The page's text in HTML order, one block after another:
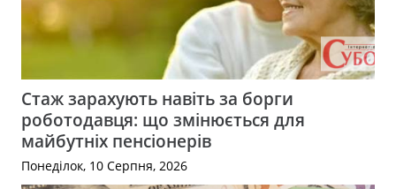
Стаж зарахують навіть за борги
роботодавця: що змінюється для
майбутніх пенсіонерів
Понеділок, 10 Серпня, 2026